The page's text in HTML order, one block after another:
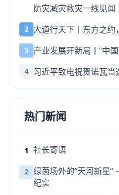
防灾减灾救灾一线见闻
2 大道行天下丨东方之
3 产业发展开新局丨“中
4 习近平致电祝贺诺瓦
热门新闻
1 社长寄语
2 绿茵场外的“天河新星” ——六运会“中国体育气功服务队”
纪实